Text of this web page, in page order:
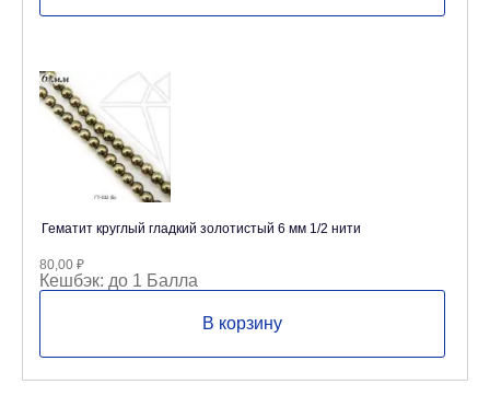
Гематит круглый гладкий золотистый 6 мм 1/2 нити
80,00 ₽
Кешбэк: до 1 Балла
В корзину